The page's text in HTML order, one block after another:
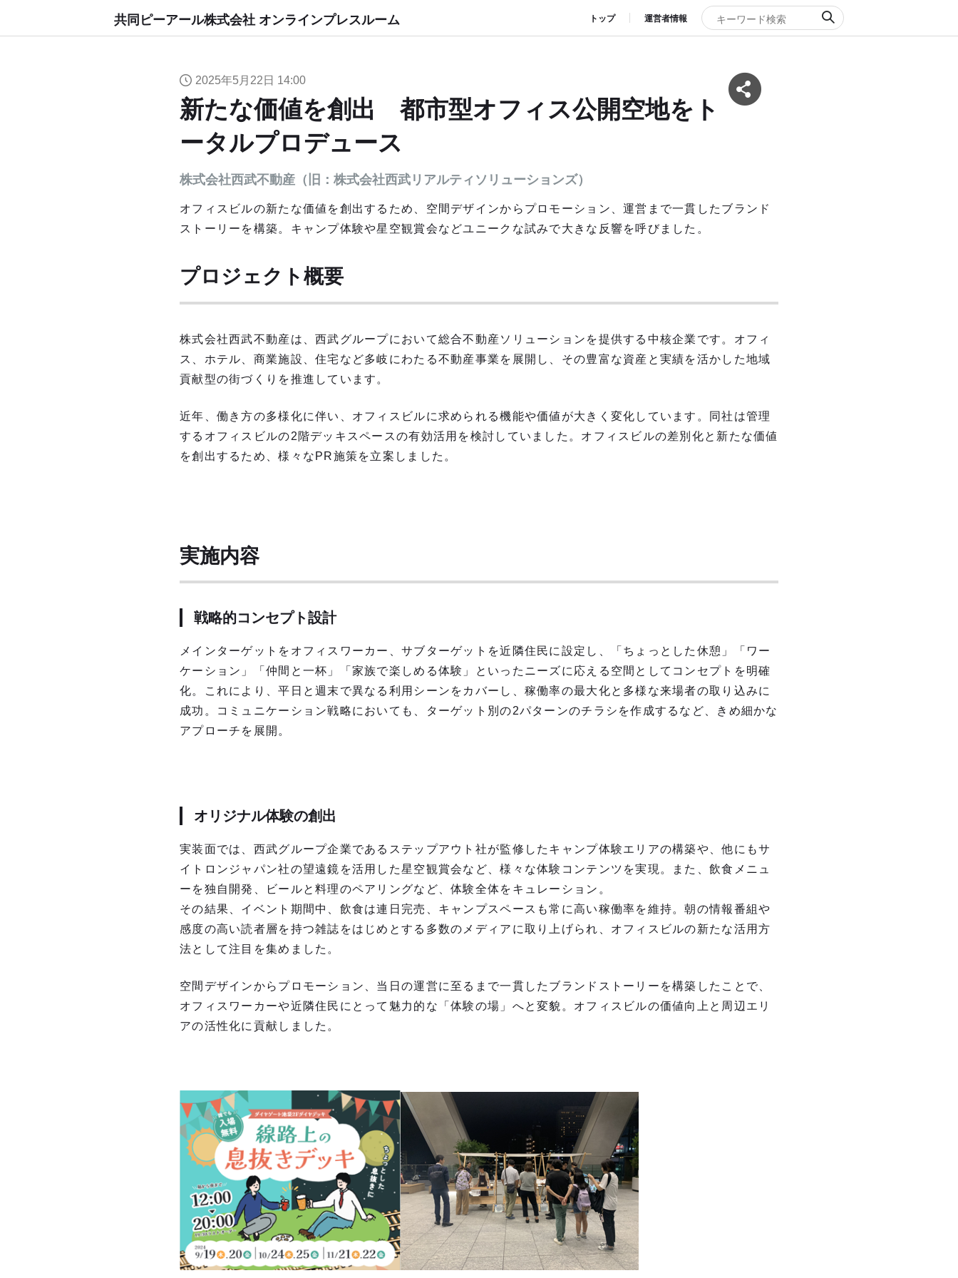
共同ピーアール株式会社 オンラインプレスルーム トップ 運営者情報
2025年5月22日 14:00
新たな価値を創出 都市型オフィス公開空地をト
ータルプロデュース
株式会社西武不動産（旧：株式会社西武リアルティソリューションズ）
オフィスビルの新たな価値を創出するため、空間デザインからプロモーション、運営まで一貫したブランド
ストーリーを構築。キャンプ体験や星空観賞会などユニークな試みで大きな反響を呼びました。
プロジェクト概要
株式会社西武不動産は、西武グループにおいて総合不動産ソリューションを提供する中核企業です。オフィ
ス、ホテル、商業施設、住宅など多岐にわたる不動産事業を展開し、その豊富な資産と実績を活かした地域
貢献型の街づくりを推進しています。
近年、働き方の多様化に伴い、オフィスビルに求められる機能や価値が大きく変化しています。同社は管理
するオフィスビルの2階デッキスペースの有効活用を検討していました。オフィスビルの差別化と新たな価値
を創出するため、様々なPR施策を立案しました。
実施内容
戦略的コンセプト設計
メインターゲットをオフィスワーカー、サブターゲットを近隣住民に設定し、「ちょっとした休憩」「ワー
ケーション」「仲間と一杯」「家族で楽しめる体験」といったニーズに応える空間としてコンセプトを明確
化。これにより、平日と週末で異なる利用シーンをカバーし、稼働率の最大化と多様な来場者の取り込みに
成功。コミュニケーション戦略においても、ターゲット別の2パターンのチラシを作成するなど、きめ細かな
アプローチを展開。
オリジナル体験の創出
実装面では、西武グループ企業であるステップアウト社が監修したキャンプ体験エリアの構築や、他にもサ
イトロンジャパン社の望遠鏡を活用した星空観賞会など、様々な体験コンテンツを実現。また、飲食メニュ
ーを独自開発、ビールと料理のペアリングなど、体験全体をキュレーション。
その結果、イベント期間中、飲食は連日完売、キャンプスペースも常に高い稼働率を維持。朝の情報番組や
感度の高い読者層を持つ雑誌をはじめとする多数のメディアに取り上げられ、オフィスビルの新たな活用方
法として注目を集めました。
空間デザインからプロモーション、当日の運営に至るまで一貫したブランドストーリーを構築したことで、
オフィスワーカーや近隣住民にとって魅力的な「体験の場」へと変貌。オフィスビルの価値向上と周辺エリ
アの活性化に貢献しました。